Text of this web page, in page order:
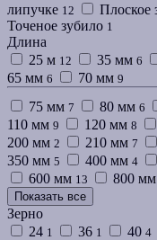
липучке 12 Плоское
Точеное зубило 1
Длина
25 м 12 35 мм 6
65 мм 6 70 мм 9
75 мм 7 80 мм 6
110 мм 9 120 мм 8
200 мм 2 210 мм 7
350 мм 5 400 мм 4
600 мм 13 800 мм
Показать все
Зерно
24 1 36 1 40 4